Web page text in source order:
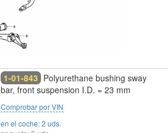
1-01-843 Polyurethane bushing sway
bar, front suspension I.D. = 23 mm
Comprobar por VIN
en el coche: 2 uds.